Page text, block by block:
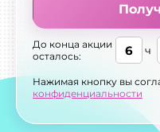
До конца акции
осталось:
6 ч
Нажимая кнопку вы
конфиденциальности